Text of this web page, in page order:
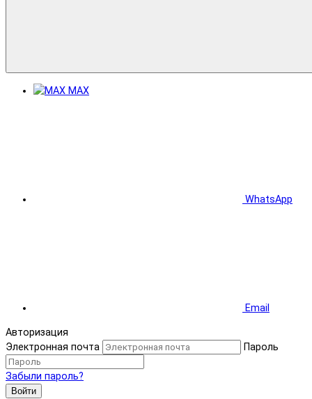
MAX
WhatsApp
Email
Авторизация
Электронная почта
Пароль
Забыли пароль?
Войти